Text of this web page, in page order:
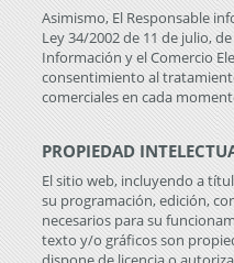
Asimismo, El Responsable
Ley 34/2002 de 11 de julio,
Información y el Comercio
consentimiento al
comerciales en cada
PROPIEDAD
El sitio web, incluyendo a
su programación, edición,
necesarios para su
texto y/o gráficos son